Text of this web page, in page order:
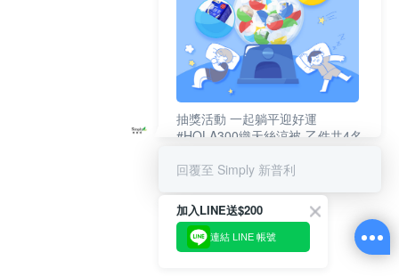
抽獎活動 一起躺平迎好運
#HOLA300織天絲涼被-乙件共4名
回覆至 Simply 新普利
加入LINE送$200
連結 LINE 帳號